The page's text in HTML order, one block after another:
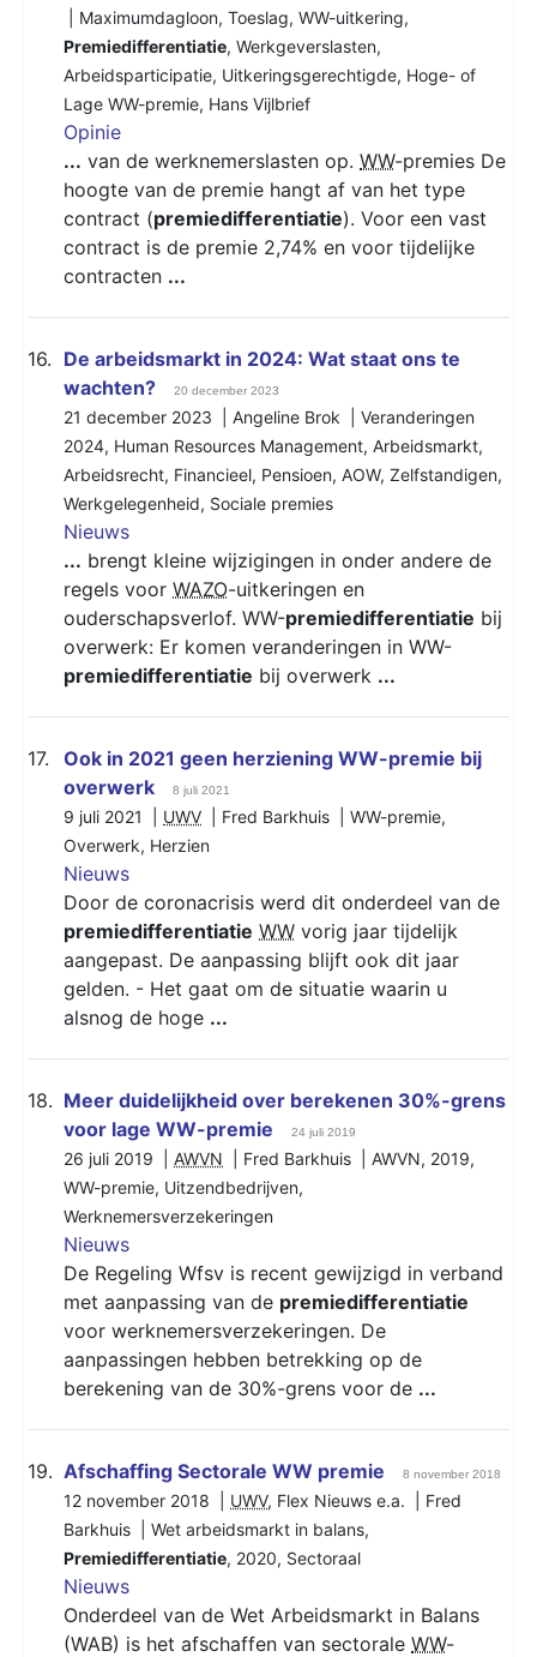
Maximumdagloon, Toeslag, WW-uitkering,
Premiedifferentiatie, Werkgeverslasten,
Arbeidsparticipatie, Uitkeringsgerechtigde, Hoge- of
Lage WW-premie, Hans Vijlbrief
Opinie
... van de werknemerslasten op. WW-premies De
hoogte van de premie hangt af van het type
contract (premiedifferentiatie). Voor een vast
contract is de premie 2,74% en voor tijdelijke
contracten ...
16. De arbeidsmarkt in 2024: Wat staat ons te
wachten?
20 december 2023
21 december 2023 | Angeline Brok | Veranderingen
2024, Human Resources Management, Arbeidsmarkt,
Arbeidsrecht, Financieel, Pensioen, AOW, Zelfstandigen,
Werkgelegenheid, Sociale premies
Nieuws
... brengt kleine wijzigingen in onder andere de
regels voor WAZO-uitkeringen en
ouderschapsverlof. WW-premiedifferentiatie bij
overwerk: Er komen veranderingen in WW-
premiedifferentiatie bij overwerk ...
17.
Ook in 2021 geen herziening WW-premie bij
overwerk
8 juli 2021
9 juli 2021 | UWV | Fred Barkhuis | WW-premie,
Overwerk, Herzien
Nieuws
Door de coronacrisis werd dit onderdeel van de
premiedifferentiatie WW vorig jaar tijdelijk
aangepast. De aanpassing blijft ook dit jaar
gelden. - Het gaat om de situatie waarin u
alsnog de hoge ...
18. Meer duidelijkheid over berekenen 30%-grens
voor lage WW-premie
24 juli 2019
26 juli 2019 | AWVN | Fred Barkhuis | AWVN, 2019,
WW-premie, Uitzendbedrijven,
Werknemersverzekeringen
Nieuws
De Regeling Wfsv is recent gewijzigd in verband
met aanpassing van de premiedifferentiatie
voor werknemersverzekeringen. De
aanpassingen hebben betrekking op de
berekening van de 30%-grens voor de ...
19. Afschaffing Sectorale WW premie 8 november 2018
12 november 2018 | UWV, Flex Nieuws e.a. | Fred
Barkhuis | Wet arbeidsmarkt in balans,
Premiedifferentiatie, 2020, Sectoraal
Nieuws
Onderdeel van de Wet Arbeidsmarkt in Balans
(WAB) is het afschaffen van sectorale WW-